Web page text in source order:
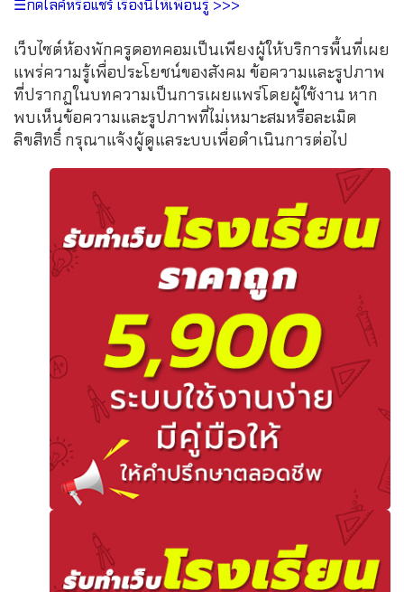
☰กดไลค์หรือแชร์ เรื่องนี้ให้เพื่อนรู้ >>>
เว็บไซต์ห้องพักครูดอทคอมเป็นเพียงผู้ให้บริการพื้นที่เผย
แพร่ความรู้เพื่อประโยชน์ของสังคม ข้อความและรูปภาพ
ที่ปรากฏในบทความเป็นการเผยแพร่โดยผู้ใช้งาน หาก
พบเห็นข้อความและรูปภาพที่ไม่เหมาะสมหรือละเมิด
ลิขสิทธิ์ กรุณาแจ้งผู้ดูแลระบบเพื่อดำเนินการต่อไป